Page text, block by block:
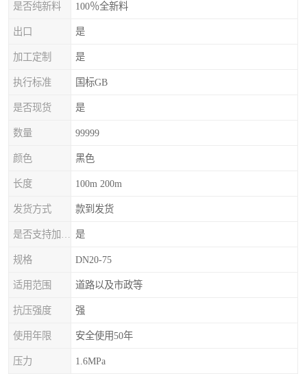
是否纯新料 100％全新料
出口 是
加工定制 是
执行标准 国标GB
是否现货 是
数量 99999
颜色 黑色
长度 100m 200m
发货方式 款到发货
是
规格 DN20-75
适用范围 道路以及市政等
抗压强度 强
使用年限 安全使用50年
压力 1.6MPa